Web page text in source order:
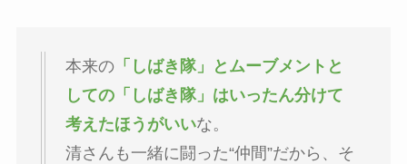
本来の 「しばき隊」とムーブメントと
しての「しばき隊」はいったん分けて
考えたほうがいいな。
清さんも一緒に闘った“仲間”だから、そ